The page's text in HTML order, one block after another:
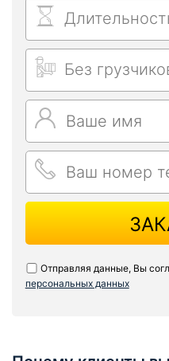
Отправляя данные, Вы
персональных данных